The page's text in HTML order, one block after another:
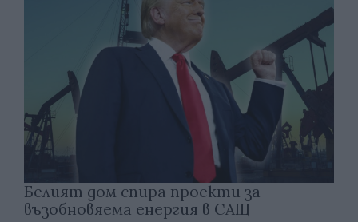
Белият дом спира проекти за
възобновяема енергия в САЩ